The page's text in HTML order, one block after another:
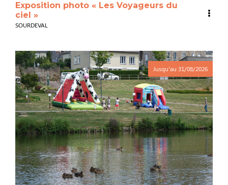
Exposition photo « Les Voyageurs du
ciel »
SOURDEVAL
Jusqu'au 31/08/2026